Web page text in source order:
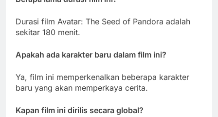
Durasi film Avatar: The Seed of Pandora adalah
sekitar 180 menit.
Apakah ada karakter baru dalam film ini?
Ya, film ini memperkenalkan beberapa karakter
baru yang akan memperkaya cerita.
Kapan film ini dirilis secara global?